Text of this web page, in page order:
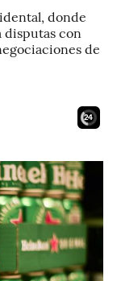
donde
con
de
22